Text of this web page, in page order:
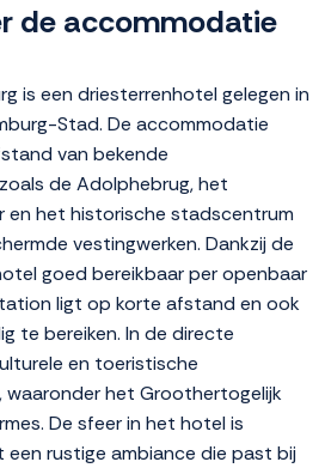
de accommodatie
is een driesterrenhotel gelegen in
Stad. De accommodatie
van bekende
de Adolphebrug, het
en het historische stadscentrum
vestingwerken. Dankzij de
goed bereikbaar per openbaar
ligt op korte afstand en ook
te bereiken. In de directe
en toeristische
waaronder het Groothertogelijk
De sfeer in het hotel is
een rustige ambiance die past bij